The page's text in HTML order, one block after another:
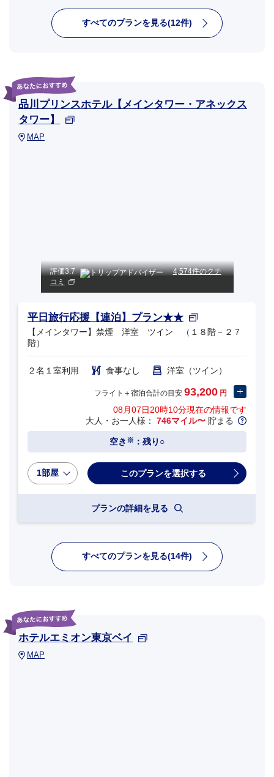
すべてのプランを見る(12件)
品川プリンスホテル【メインタワー・アネックス
タワー】
MAP
評価3.7
4,574件のクチ
コミ
平日旅行応援【連泊】プラン★★
【メインタワー】禁煙 洋室 ツイン （１８階－２７
階）
２名１室利用 食事なし 洋室（ツイン）
フライト＋宿泊合計の目安 93,200 円
08月07日20時10分現在の情報です
大人・お一人様： 746マイル〜 貯まる
空き ※ ：残り○
1部屋
プランの詳細を見る
すべてのプランを見る(14件)
ホテルエミオン東京ベイ
MAP